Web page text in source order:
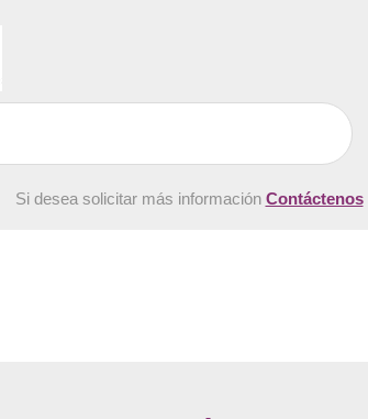
Si desea solicitar más información Contáctenos